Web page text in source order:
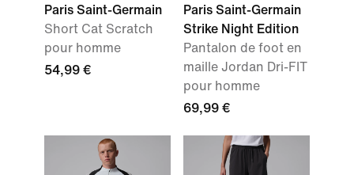
Paris Saint-Germain
Short Cat Scratch
pour homme
54,99 €
Paris Saint-Germain
Strike Night Edition
Pantalon de foot en
maille Jordan Dri-FIT
pour homme
69,99 €